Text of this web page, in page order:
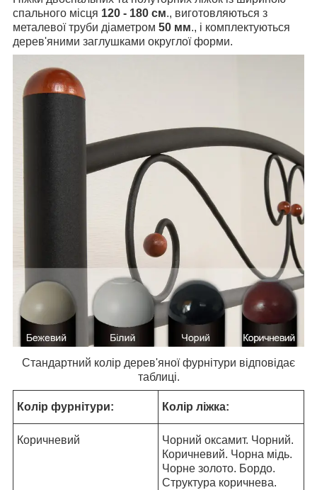
спального місця 120 - 180 см., виготовляються з
металевої труби діаметром 50 мм., і комплектуються
дерев'яними заглушками округлої форми.
Стандартний колір дерев'яної фурнітури відповідає
таблиці.
Колір фурнітури: Колір ліжка:
Коричневий
Чорний оксамит. Чорний.
Коричневий. Чорна мідь.
Чорне золото. Бордо.
Структура коричнева.